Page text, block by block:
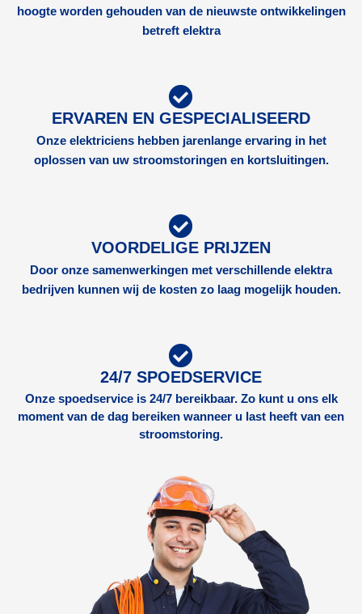
hoogte worden gehouden van de nieuwste ontwikkelingen
betreft elektra
ERVAREN EN GESPECIALISEERD
Onze elektriciens hebben jarenlange ervaring in het
oplossen van uw stroomstoringen en kortsluitingen.
VOORDELIGE PRIJZEN
Door onze samenwerkingen met verschillende elektra
bedrijven kunnen wij de kosten zo laag mogelijk houden.
24/7 SPOEDSERVICE
Onze spoedservice is 24/7 bereikbaar. Zo kunt u ons elk
moment van de dag bereiken wanneer u last heeft van een
stroomstoring.